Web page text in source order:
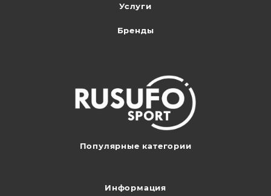
Услуги
Бренды
Популярные категории
Информация